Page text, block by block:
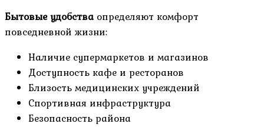
Бытовые удобстваопределяют комфорт
повседневной жизни:
Наличие супермаркетов и магазинов
Доступность кафе и ресторанов
Близость медицинских учреждений
Спортивная инфраструктура
Безопасность района